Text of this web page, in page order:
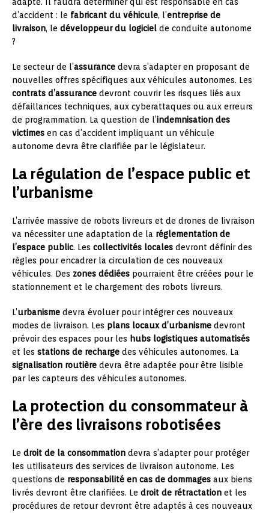
d’accident : le fabricant du véhicule, l’entreprise de
livraison, le développeur du logiciel de conduite autonome
?
Le secteur de l’assurance devra s’adapter en proposant de
nouvelles offres spécifiques aux véhicules autonomes. Les
contrats d’assurance devront couvrir les risques liés aux
défaillances techniques, aux cyberattaques ou aux erreurs
de programmation. La question de l’indemnisation des
victimes en cas d’accident impliquant un véhicule
autonome devra être clarifiée par le législateur.
La régulation de l’espace public et
l’urbanisme
L’arrivée massive de robots livreurs et de drones de livraison
va nécessiter une adaptation de la réglementation de
l’espace public. Les collectivités locales devront définir des
règles pour encadrer la circulation de ces nouveaux
véhicules. Des zones dédiées pourraient être créées pour le
stationnement et le chargement des robots livreurs.
L’urbanisme devra évoluer pour intégrer ces nouveaux
modes de livraison. Les plans locaux d’urbanisme devront
prévoir des espaces pour les hubs logistiques automatisés
et les stations de recharge des véhicules autonomes. La
signalisation routière devra être adaptée pour être lisible
par les capteurs des véhicules autonomes.
La protection du consommateur à
l’ère des livraisons robotisées
Le droit de la consommation devra s’adapter pour protéger
les utilisateurs des services de livraison autonome. Les
questions de responsabilité en cas de dommages aux biens
livrés devront être clarifiées. Le droit de rétractation et les
procédures de retour devront être adaptés à ces nouveaux